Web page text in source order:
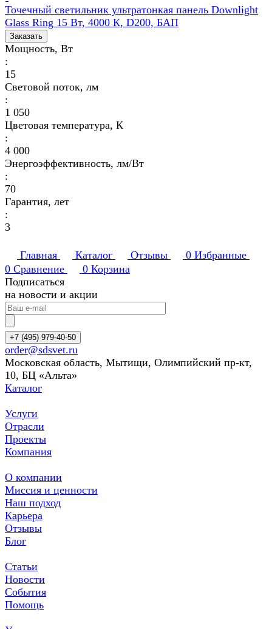
Точечный светильник ультратонкая панель Downlight
Glass Ring 15 Вт, 4000 К, D200, БАП
Заказать
Мощность, Вт
:
15
Световой поток, лм
:
1 050
Цветовая температура, К
:
4 000
Энергоэффективность, лм/Вт
:
70
Гарантия, лет
:
3
Главная Каталог Отзывы 0 Избранные
0 Сравнение 0 Корзина
Подписаться
на новости и акции
+7 (495) 979-40-50
order@sdsvet.ru
Московская область, Мытищи, Олимпийский пр-кт,
10, БЦ «Альта»
Каталог
Услуги
Отрасли
Проекты
Компания
О компании
Миссия и ценности
Наш подход
Карьера
Отзывы
Блог
Статьи
Новости
События
Помощь